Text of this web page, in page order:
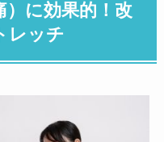
に効果的！改
レッチ